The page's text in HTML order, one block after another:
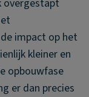
overgestapt
impact op het
kleiner en
opbouwfase
er dan precies